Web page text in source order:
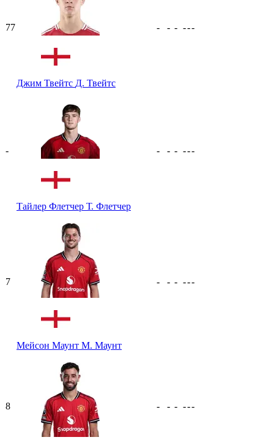
77
Джим Твейтс Д. Твейтс
- - - ---
-
Тайлер Флетчер Т. Флетчер
- - - ---
7
Мейсон Маунт М. Маунт
- - - ---
8 - - - ---